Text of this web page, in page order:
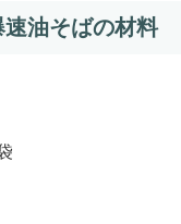
油そばの材料